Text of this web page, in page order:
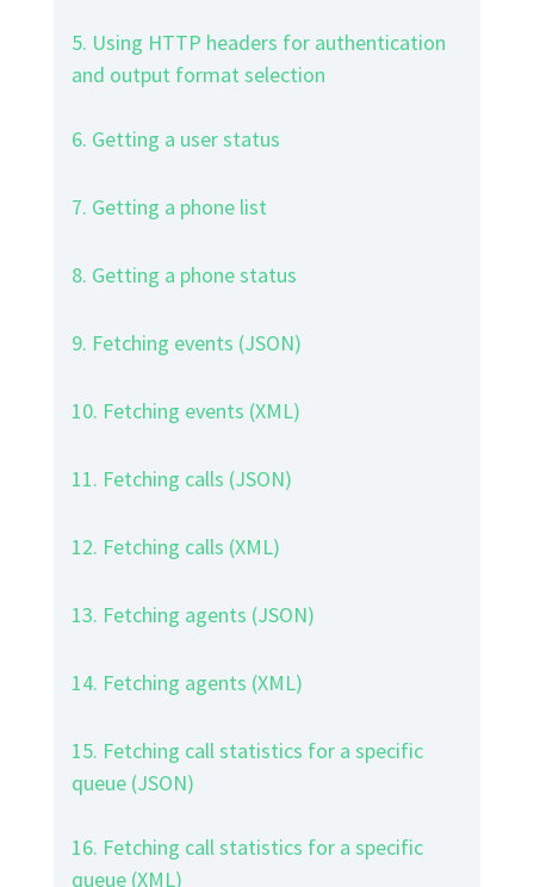
5. Using HTTP headers for authentication
and output format selection
6. Getting a user status
7. Getting a phone list
8. Getting a phone status
9. Fetching events (JSON)
10. Fetching events (XML)
11. Fetching calls (JSON)
12. Fetching calls (XML)
13. Fetching agents (JSON)
14. Fetching agents (XML)
15. Fetching call statistics for a specific
queue (JSON)
16. Fetching call statistics for a specific
queue (XML)